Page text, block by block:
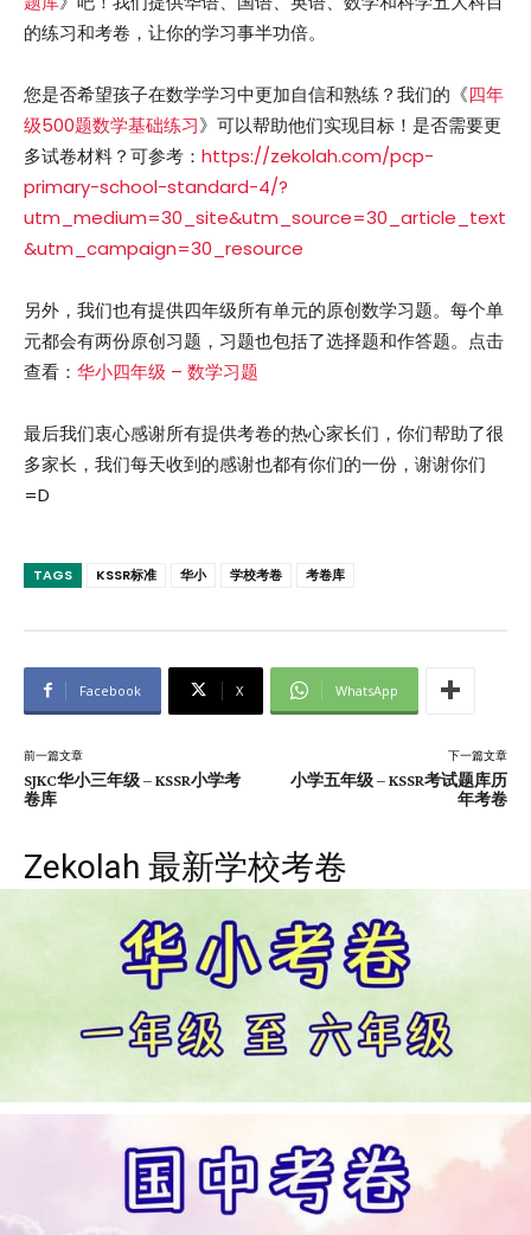
的练习和考卷，让你的学习事半功倍。
您是否希望孩子在数学学习中更加自信和熟练？我们的《四年
级500题数学基础练习》可以帮助他们实现目标！是否需要更
多试卷材料？可参考： https://zekolah.com/pcp-
primary-school-standard-4/?
utm_medium=30_site&utm_source=30_article_text
&utm_campaign=30_resource
另外，我们也有提供四年级所有单元的原创数学习题。每个单
元都会有两份原创习题，习题也包括了选择题和作答题。点击
查看： 华小四年级 – 数学习题
最后我们衷心感谢所有提供考卷的热心家长们，你们帮助了很
多家长，我们每天收到的感谢也都有你们的一份，谢谢你们
=D
TAGS KSSR标准 华小 学校考卷 考卷库
Facebook X WhatsApp
前一篇文章
SJKC华小三年级 – KSSR小学考
卷库
下一篇文章
小学五年级 – KSSR考试题库历
年考卷
Zekolah 最新学校考卷